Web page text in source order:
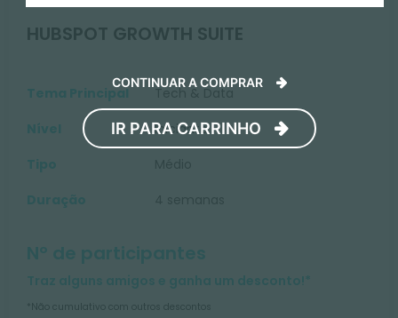
HUBSPOT GROWTH SUITE
Tema Principal
Tech & Data
Nível
Iniciante
Tipo
Duração
Nº de participantes
Traz alguns amigos e ganha um desconto!*
*Não cumulativo com outros descontos
CONTINUAR A COMPRAR
IR PARA CARRINHO